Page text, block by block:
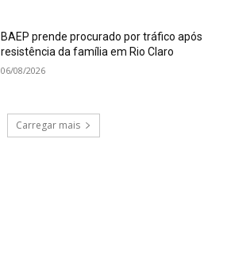
BAEP prende procurado por tráfico após
resistência da família em Rio Claro
06/08/2026
Carregar mais